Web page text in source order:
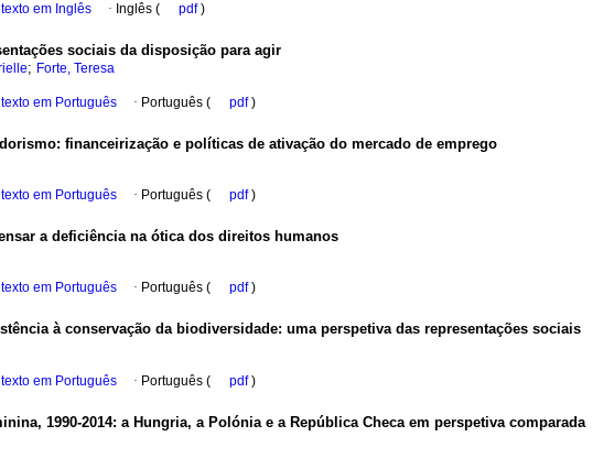
texto em Inglês · Inglês ( pdf)
sociais da disposição para agir
; Forte, Teresa
texto em Português · Português ( pdf)
: financeirização e políticas de ativação do mercado de emprego
texto em Português · Português ( pdf)
a deficiência na ótica dos direitos humanos
texto em Português · Português ( pdf)
à conservação da biodiversidade: uma perspetiva das representações sociais
texto em Português · Português ( pdf)
1990-2014: a Hungria, a Polónia e a República Checa em perspetiva comparada